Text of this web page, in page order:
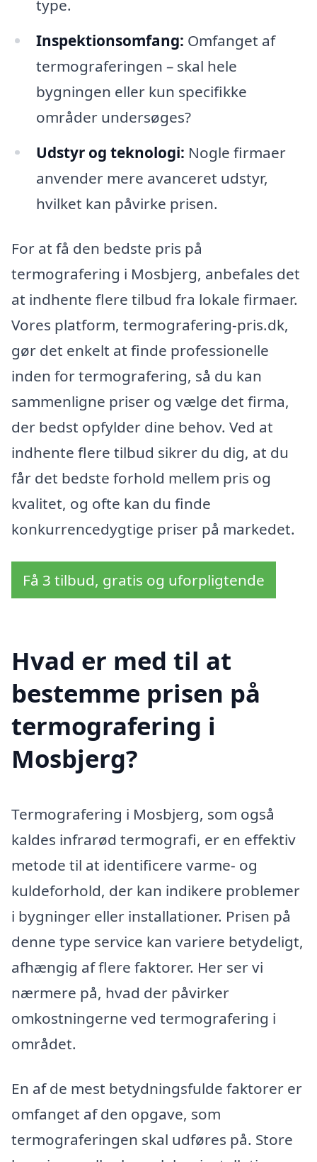
type.
Inspektionsomfang: Omfanget af
termograferingen – skal hele
bygningen eller kun specifikke
områder undersøges?
Udstyr og teknologi: Nogle firmaer
anvender mere avanceret udstyr,
hvilket kan påvirke prisen.
For at få den bedste pris på
termografering i Mosbjerg, anbefales det
at indhente flere tilbud fra lokale firmaer.
Vores platform, termografering-pris.dk,
gør det enkelt at finde professionelle
inden for termografering, så du kan
sammenligne priser og vælge det firma,
der bedst opfylder dine behov. Ved at
indhente flere tilbud sikrer du dig, at du
får det bedste forhold mellem pris og
kvalitet, og ofte kan du finde
konkurrencedygtige priser på markedet.
Få 3 tilbud, gratis og uforpligtende
Hvad er med til at
bestemme prisen på
termografering i
Mosbjerg?
Termografering i Mosbjerg, som også
kaldes infrarød termografi, er en effektiv
metode til at identificere varme- og
kuldeforhold, der kan indikere problemer
i bygninger eller installationer. Prisen på
denne type service kan variere betydeligt,
afhængig af flere faktorer. Her ser vi
nærmere på, hvad der påvirker
omkostningerne ved termografering i
området.
En af de mest betydningsfulde faktorer er
omfanget af den opgave, som
termograferingen skal udføres på. Store